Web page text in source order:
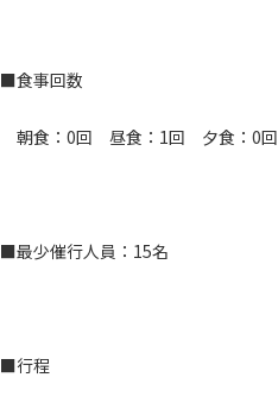
■食事回数
朝食：0回 昼食：1回 夕食：0回
■最少催行人員：15名
■行程